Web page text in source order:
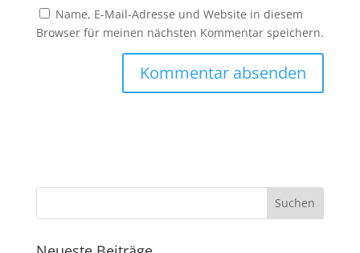
Name, E-Mail-Adresse und Website in diesem
Browser für meinen nächsten Kommentar speichern.